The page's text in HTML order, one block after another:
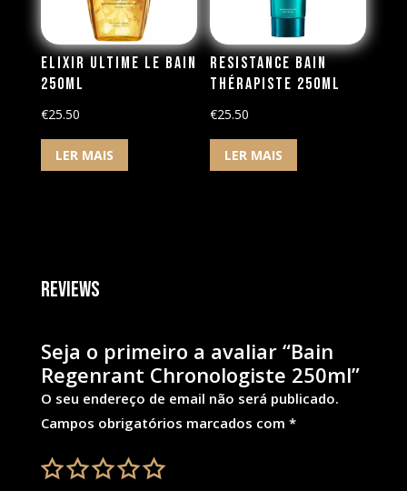
Elixir Ultime Le Bain
250ml
€25.50
LER MAIS
Resistance Bain
Thérapiste 250ml
€25.50
LER MAIS
Reviews
Seja o primeiro a avaliar “Bain
Regenrant Chronologiste 250ml”
O seu endereço de email não será publicado.
Campos obrigatórios marcados com *